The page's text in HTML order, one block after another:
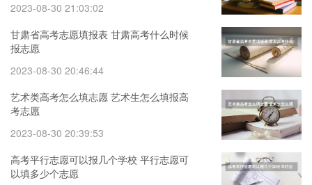
2023-08-30 21:03:02
甘肃省高考志愿填报表 甘肃高考什么时候
报志愿
2023-08-30 20:46:44
艺术类高考怎么填志愿 艺术生怎么填报高
考志愿
2023-08-30 20:39:53
高考平行志愿可以报几个学校 平行志愿可
以填多少个志愿